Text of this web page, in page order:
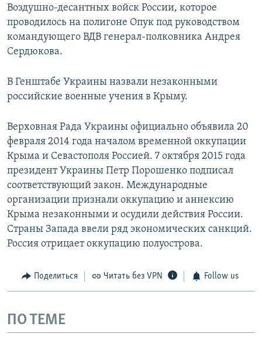
Воздушно-десантных войск России, которое
проводилось на полигоне Опук под руководством
командующего ВДВ генерал-полковника Андрея
Сердюкова.
В Генштабе Украины назвали незаконными
российские военные учения в Крыму.
Верховная Рада Украины официально объявила 20
февраля 2014 года началом временной оккупации
Крыма и Севастополя Россией. 7 октября 2015 года
президент Украины Петр Порошенко подписал
соответствующий закон. Международные
организации признали оккупацию и аннексию
Крыма незаконными и осудили действия России.
Страны Запада ввели ряд экономических санкций.
Россия отрицает оккупацию полуострова.
Поделиться Читать без VPN Follow us
ПО ТЕМЕ